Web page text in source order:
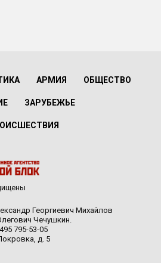
АРМИЯ ОБЩЕСТВО
ЗАРУБЕЖЬЕ
Георгиевич Михайлов
Чечушкин.
795-53-05
д. 5